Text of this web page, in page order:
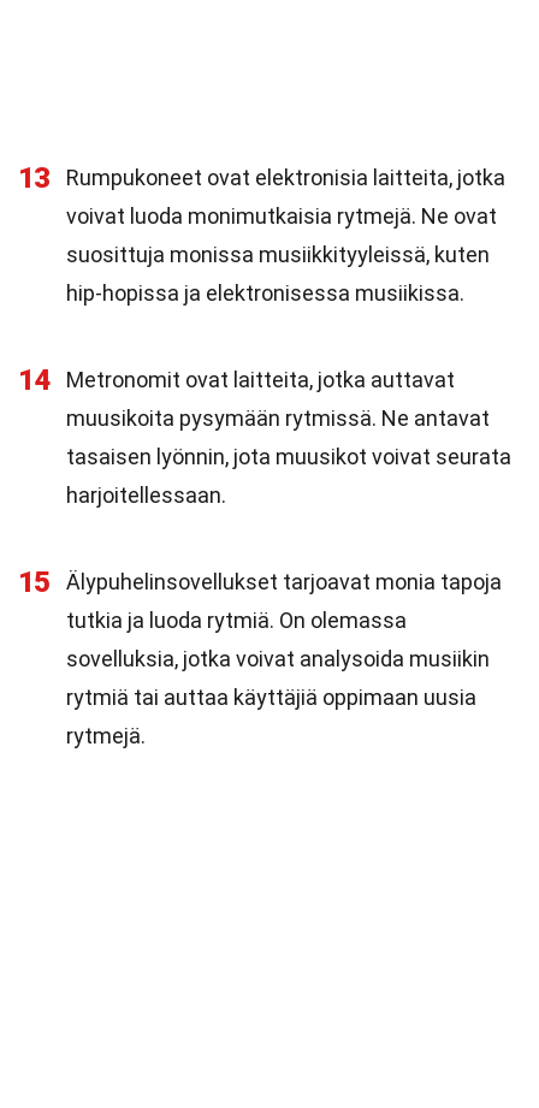
13
Rumpukoneet ovat elektronisia laitteita, jotka
voivat luoda monimutkaisia rytmejä. Ne ovat
suosittuja monissa musiikkityyleissä, kuten
hip-hopissa ja elektronisessa musiikissa.
14
Metronomit ovat laitteita, jotka auttavat
muusikoita pysymään rytmissä. Ne antavat
tasaisen lyönnin, jota muusikot voivat seurata
harjoitellessaan.
15
Älypuhelinsovellukset tarjoavat monia tapoja
tutkia ja luoda rytmiä. On olemassa
sovelluksia, jotka voivat analysoida musiikin
rytmiä tai auttaa käyttäjiä oppimaan uusia
rytmejä.